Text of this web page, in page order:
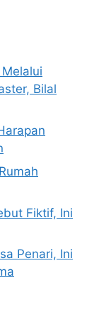
Bilal
Fiktif, Ini
Penari, Ini